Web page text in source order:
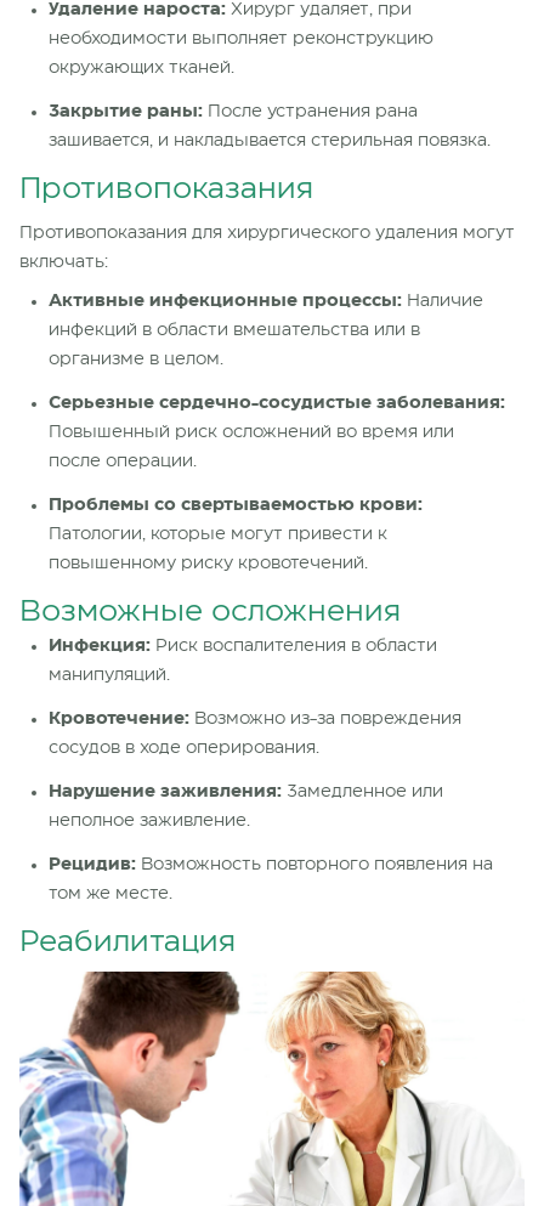
Удаление нароста: Хирург удаляет, при
необходимости выполняет реконструкцию
окружающих тканей.
Закрытие раны: После устранения рана
зашивается, и накладывается стерильная повязка.
Противопоказания
Противопоказания для хирургического удаления могут
включать:
Активные инфекционные процессы: Наличие
инфекций в области вмешательства или в
организме в целом.
Серьезные сердечно-сосудистые заболевания:
Повышенный риск осложнений во время или
после операции.
Проблемы со свертываемостью крови:
Патологии, которые могут привести к
повышенному риску кровотечений.
Возможные осложнения
Инфекция: Риск воспалителения в области
манипуляций.
Кровотечение: Возможно из-за повреждения
сосудов в ходе оперирования.
Нарушение заживления: Замедленное или
неполное заживление.
Рецидив: Возможность повторного появления на
том же месте.
Реабилитация